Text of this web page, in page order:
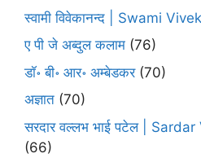
स्वामी विवेकानन्द | Swami
ए पी जे अब्दुल कलाम (76)
डॉ॰ बी॰ आर॰ अम्बेडकर(70)
अज्ञात (70)
सरदार वल्लभ भाई पटेल |
(66)